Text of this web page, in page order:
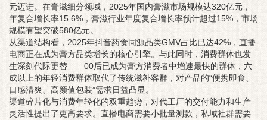
元迈进。在膏滋细分领域，2025年国内膏滋市场规模达320亿元，
年复合增长率15.6%，膏滋行业年度复合增长率预计超过15%，市场
规模有望突破580亿元。
从渠道结构看，2025年抖音药食同源品类GMV占比已达42%，直播
电商正在成为膏方品类增长的核心引擎。与此同时，消费群体也发
生深刻代际更替——00后已成为膏方消费者中增速最快的群体，六
成以上的年轻消费群体取代了传统滋补客群，对产品的“便携即食、
口感清爽、高颜值包装”需求日益凸显。
渠道碎片化与消费年轻化的双重趋势，对代工厂的交付能力和生产
灵活性提出了更高要求。直播电商需要小批量测款，私域社群需要